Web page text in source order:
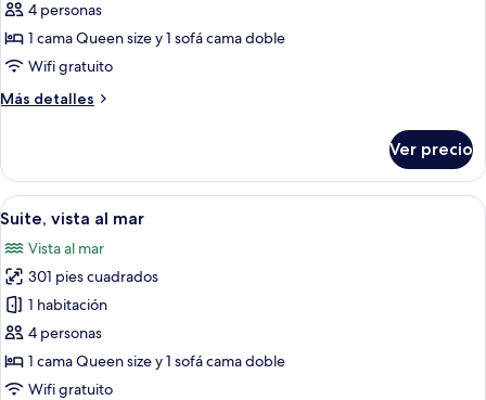
Suite
junior,
balcón,
al
4 personas
1 cama Queen size y 1 sofá cama doble
Wifi gratuito
Más detalles
Más
junior,
balcón,
vista
mar
Ver precio
Abrir
todas
las
fotos
de
Suite,
vista
al
Habitación de hotel moderna con
4
Suite, vista al mar
Vista al mar
301 pies cuadrados
1 habitación
4 personas
1 cama Queen size y 1 sofá cama doble
Wifi gratuito